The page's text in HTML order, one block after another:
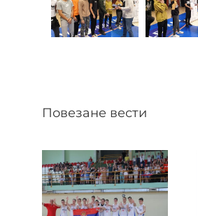
Повезане вести